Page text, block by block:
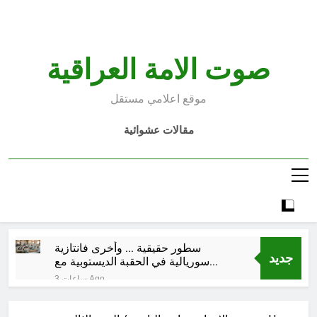
صوت الامة العراقية
موقع اعلامي مستقل
مقالات عشوائية
جديد
سطور حقيقية … وأخرى فانتازية
سوريالية في الحقبة الديستوبية مع
3 ساعات Ago